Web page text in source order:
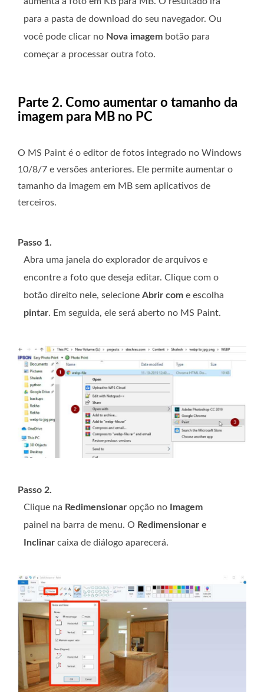
para a pasta de download do seu navegador. Ou
você pode clicar no Nova imagem botão para
começar a processar outra foto.
Parte 2. Como aumentar o tamanho da
imagem para MB no PC
O MS Paint é o editor de fotos integrado no Windows
10/8/7 e versões anteriores. Ele permite aumentar o
tamanho da imagem em MB sem aplicativos de
terceiros.
Passo 1.
Abra uma janela do explorador de arquivos e
encontre a foto que deseja editar. Clique com o
botão direito nele, selecione Abrir com e escolha
pintar. Em seguida, ele será aberto no MS Paint.
Passo 2.
Clique na Redimensionar opção no
Imagem
painel na barra de menu. O Redimensionar e
Inclinar caixa de diálogo aparecerá.